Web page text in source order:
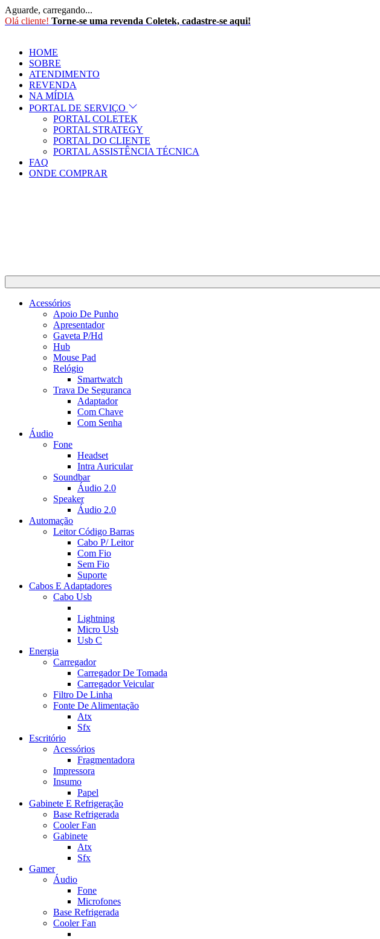
Aguarde, carregando...
Olá cliente! Torne-se uma revenda Coletek, cadastre-se aqui!
HOME
SOBRE
ATENDIMENTO
REVENDA
NA MÍDIA
PORTAL DE SERVIÇO
PORTAL COLETEK
PORTAL STRATEGY
PORTAL DO CLIENTE
PORTAL ASSISTÊNCIA TÉCNICA
FAQ
ONDE COMPRAR
Acessórios
Apoio De Punho
Apresentador
Gaveta P/Hd
Hub
Mouse Pad
Relógio
Smartwatch
Trava De Seguranca
Adaptador
Com Chave
Com Senha
Áudio
Fone
Headset
Intra Auricular
Soundbar
Áudio 2.0
Speaker
Áudio 2.0
Automação
Leitor Código Barras
Cabo P/ Leitor
Com Fio
Sem Fio
Suporte
Cabos E Adaptadores
Cabo Usb
Lightning
Micro Usb
Usb C
Energia
Carregador
Carregador De Tomada
Carregador Veicular
Filtro De Linha
Fonte De Alimentação
Atx
Sfx
Escritório
Acessórios
Fragmentadora
Impressora
Insumo
Papel
Gabinete E Refrigeração
Base Refrigerada
Cooler Fan
Gabinete
Atx
Sfx
Gamer
Áudio
Fone
Microfones
Base Refrigerada
Cooler Fan